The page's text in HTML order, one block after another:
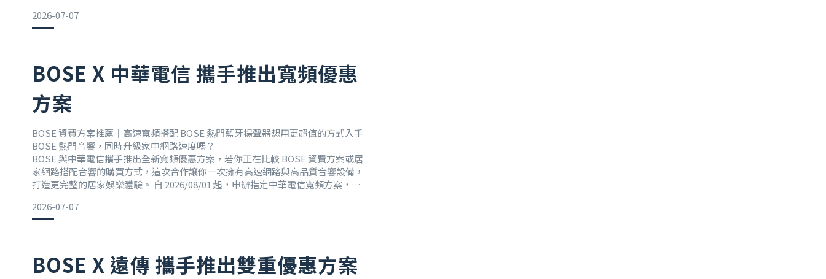
部分，用更超值的方式享受 BOSE 帶來的沉浸式好聲
2026-07-07
BOSE X 中華電信 攜手推出寬頻優惠
方案
BOSE 資費方案推薦｜高速寬頻搭配 BOSE 熱門藍牙揚聲器想用更超值的方式入手
BOSE 熱門音響，同時升級家中網路速度嗎？
BOSE 與中華電信攜手推出全新寬頻優惠方案，若你正在比較 BOSE 資費方案或居
家網路搭配音響的購買方式，這次合作讓你一次擁有高速網路與高品質音響設備，
打造更完整的居家娛樂體驗。 自 2026/08/01 起，申辦指定中華電信寬頻方案，不
聲器－暖木限定色，讓你的生活空間更有質
2026-07-07
BOSE X 遠傳 攜手推出雙重優惠方案